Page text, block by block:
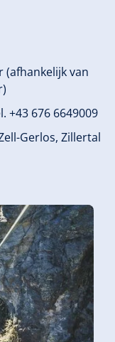
(afhankelijk van
+43 676 6649009
Gerlos, Zillertal